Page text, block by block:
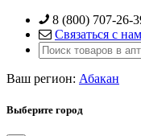
Skip
content
8 (800) 707-26-
Связаться с
Ваш регион: Абакан
Выберите город